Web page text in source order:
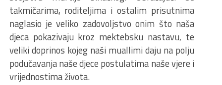
takmičarima, roditeljima i ostalim prisutnima
naglasio je veliko zadovoljstvo onim što naša
djeca pokazivaju kroz mektebsku nastavu, te
veliki doprinos kojeg naši muallimi daju na polju
podučavanja naše djece postulatima naše vjere i
vrijednostima života.